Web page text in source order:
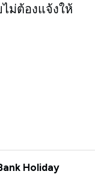
ม่ต้องแจ้งให้
Holiday